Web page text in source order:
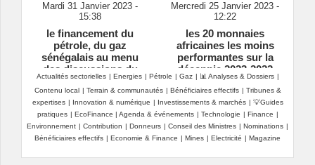
Mardi 31 Janvier 2023 -
15:38
le financement du
pétrole, du gaz
sénégalais au menu
des discussions du
forum international sur
la finance islamique
Mercredi 25 Janvier 2023 -
12:22
les 20 monnaies
africaines les moins
performantes sur la
décennie 2023-2022
Actualités sectorielles | Energies | Pétrole | Gaz | 📊 Analyses & Dossiers |
Contenu local | Terrain & communautés | Bénéficiaires effectifs | Tribunes &
expertises | Innovation & numérique | Investissements & marchés | 💡Guides
pratiques | EcoFinance | Agenda & événements | Technologie | Finance |
Environnement | Contribution | Donneurs | Conseil des Ministres | Nominations |
Bénéficiaires effectifs | Economie & Finance | Mines | Electricité | Magazine